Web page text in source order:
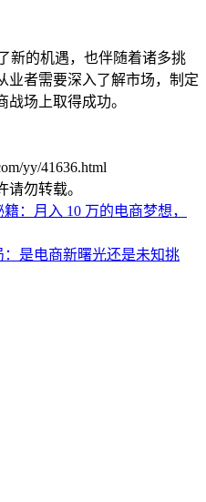
新的机遇，也伴随着诸多挑
业者需要深入了解市场，制定
场上取得成功。
yy/41636.html
勿转载。
：月入 10 万的电商梦想，
：是电商新曙光还是未知挑